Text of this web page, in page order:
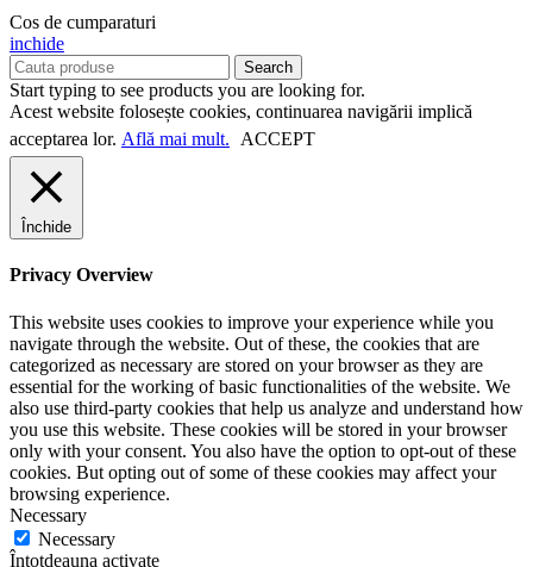
Cos de cumparaturi
inchide
Search
Start typing to see products you are looking for.
Acest website folosește cookies, continuarea navigării implică
acceptarea lor. Află mai mult. ACCEPT
Închide
Privacy Overview
This website uses cookies to improve your experience while you
navigate through the website. Out of these, the cookies that are
categorized as necessary are stored on your browser as they are
essential for the working of basic functionalities of the website. We
also use third-party cookies that help us analyze and understand how
you use this website. These cookies will be stored in your browser
only with your consent. You also have the option to opt-out of these
cookies. But opting out of some of these cookies may affect your
browsing experience.
Necessary
Necessary
Întotdeauna activate